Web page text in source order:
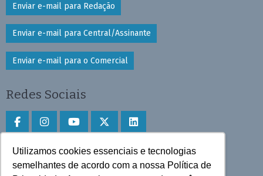
Utilizamos cookies essenciais e tecnologias
semelhantes de acordo com a nossa Política de
Enviar e-mail para Redação
Enviar e-mail para Central/Assinante
Enviar e-mail para o Comercial
Redes Sociais
Faça download do aplicativo